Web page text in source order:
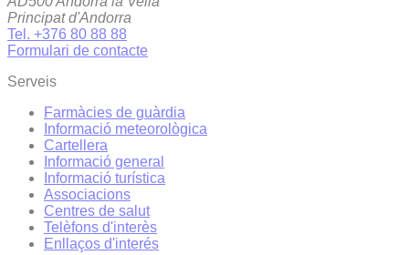
Principat d'Andorra
Tel. +376 80 88 88
Formulari de contacte
Serveis
Farmàcies de guàrdia
Informació meteorològica
Cartellera
Informació general
Informació turística
Associacions
Centres de salut
Telèfons d'interès
Enllaços d'interés